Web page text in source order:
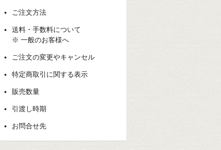
ご注文方法
送料・手数料について
※ 一般のお客様へ
ご注文の変更やキャンセル
特定商取引に関する表示
販売数量
引渡し時期
お問合せ先